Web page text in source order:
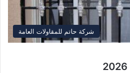
شركة حاتم للمقاولات العامة